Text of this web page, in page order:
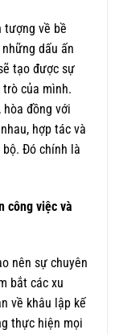
tượng về bề
dấu ấn
tạo được sự
của mình.
đồng với
hợp tác và
Đó chính là
công việc và
nên sự chuyên
bắt các xu
về khâu lập kế
thực hiện mọi